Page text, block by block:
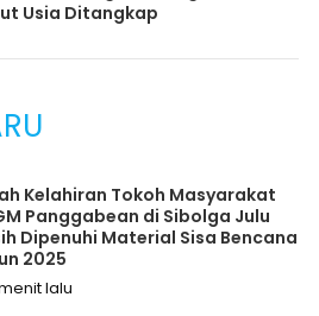
Usia Ditangkap
Kelahiran Tokoh Masyarakat
Panggabean di Sibolga Julu
Dipenuhi Material Sisa Bencana
2025
lalu